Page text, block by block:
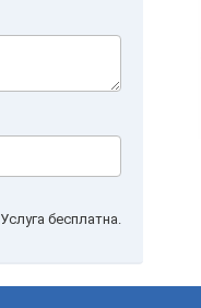
Услуга бесплатна.